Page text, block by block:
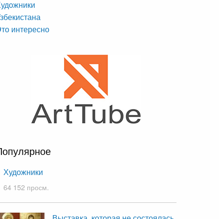
интересно
Художники
64 152 просм.